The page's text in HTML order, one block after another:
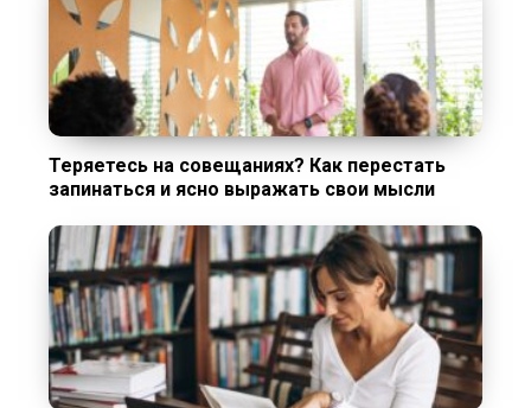
Теряетесь на совещаниях? Как перестать
запинаться и ясно выражать свои мысли